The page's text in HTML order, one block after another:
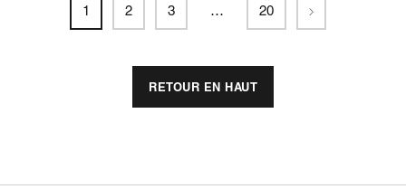
1 2 3 … 20 Suivant
RETOUR EN HAUT